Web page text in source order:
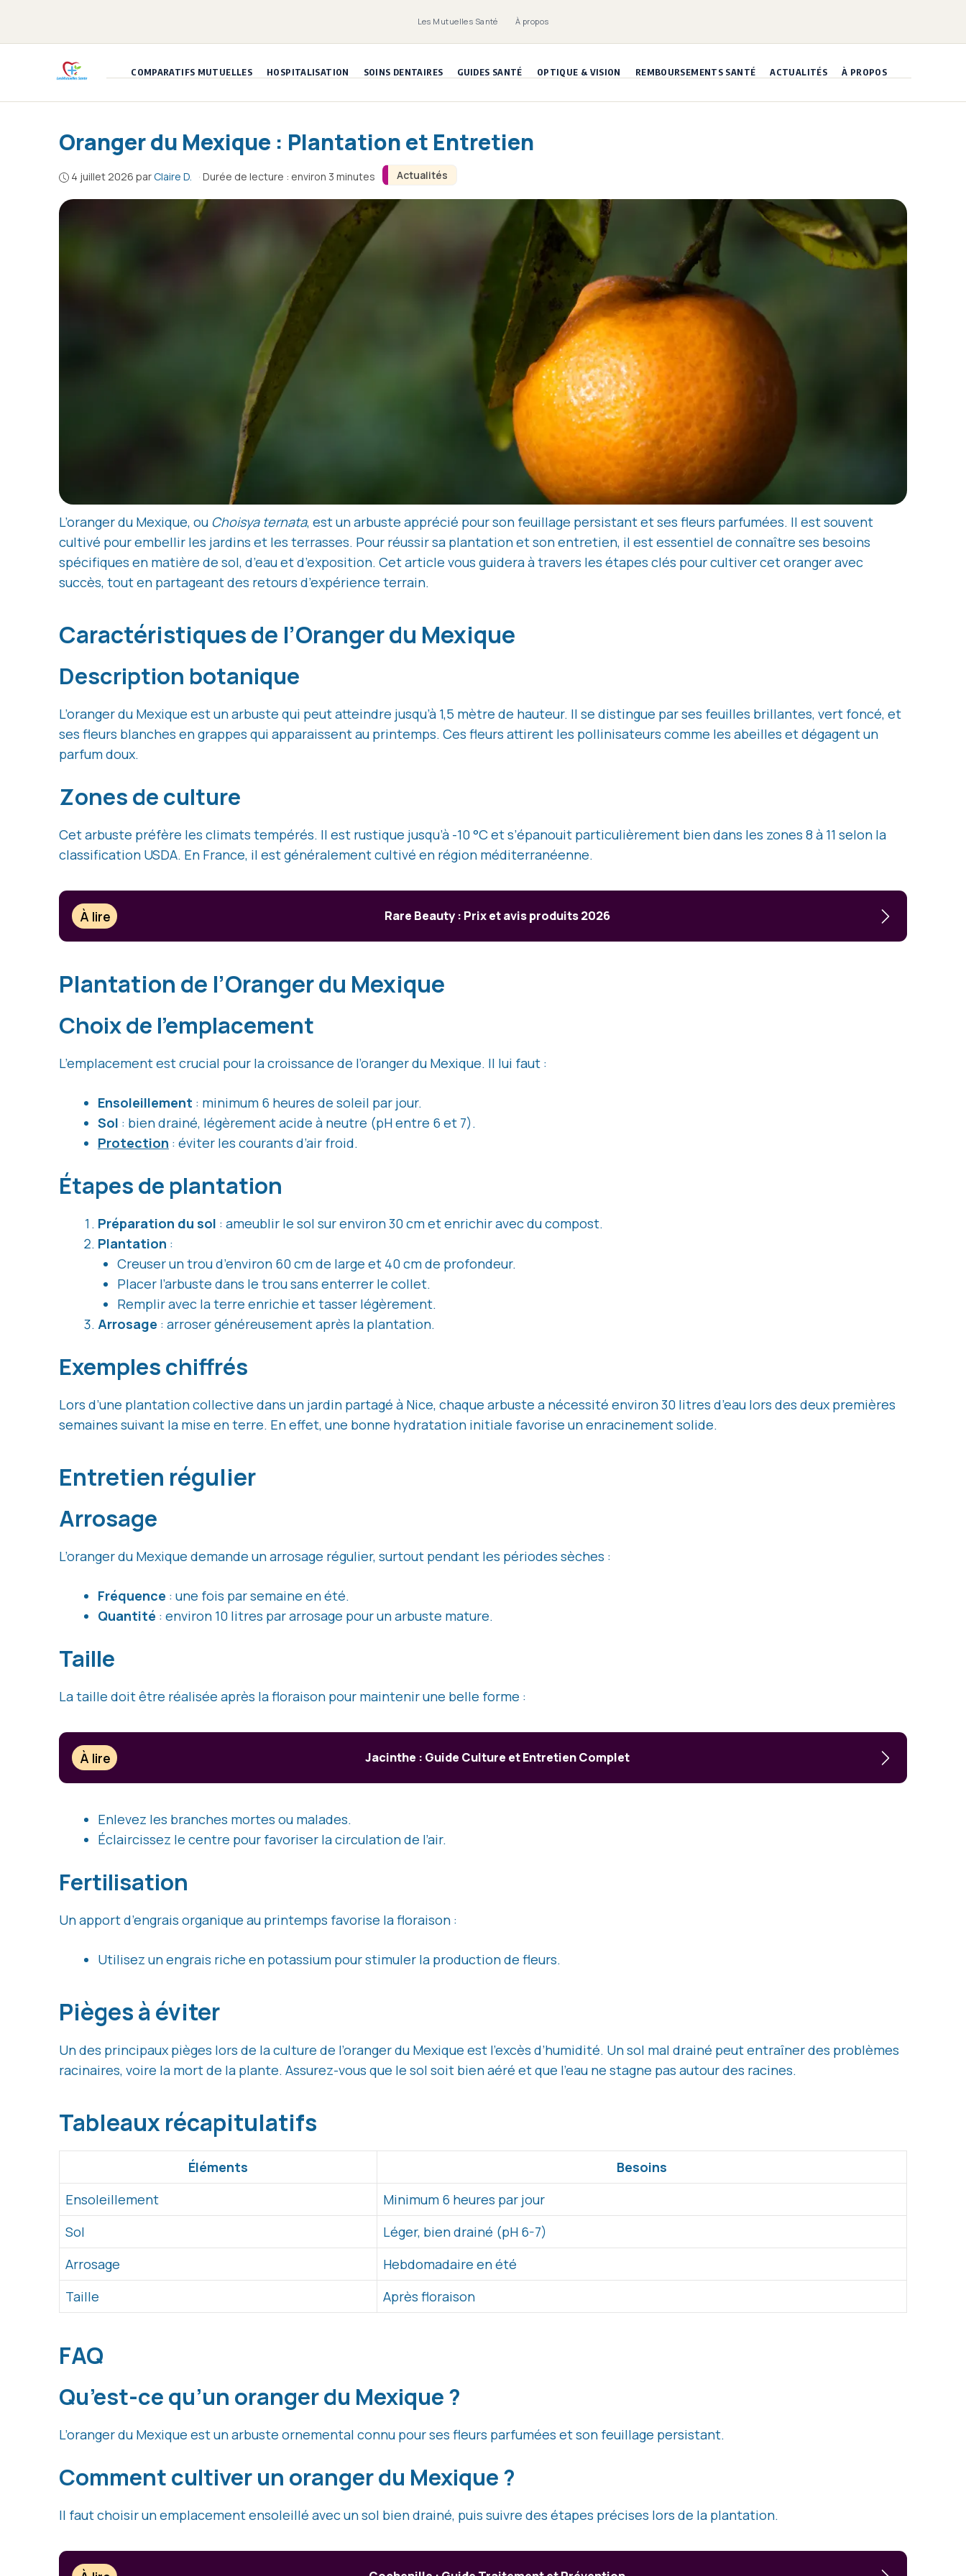
contenu
Les Mutuelles Santé À propos
COMPARATIFS MUTUELLES HOSPITALISATION SOINS DENTAIRES GUIDES SANTÉ OPTIQUE & VISION REMBOURSEMENTS SANTÉ ACTUALITÉS À PROPOS
Actualités
Oranger du Mexique : Plantation et Entretien
4 juillet 2026 par Claire D. · Durée de lecture : environ 3 minutes
L’oranger du Mexique, ou Choisya ternata, est un arbuste apprécié pour son feuillage persistant et ses fleurs parfumées. Il est souvent
cultivé pour embellir les jardins et les terrasses. Pour réussir sa plantation et son entretien, il est essentiel de connaître ses besoins
spécifiques en matière de sol, d’eau et d’exposition. Cet article vous guidera à travers les étapes clés pour cultiver cet oranger avec
succès, tout en partageant des retours d’expérience terrain.
Caractéristiques de l’Oranger du Mexique
Description botanique
L’oranger du Mexique est un arbuste qui peut atteindre jusqu’à 1,5 mètre de hauteur. Il se distingue par ses feuilles brillantes, vert foncé, et
ses fleurs blanches en grappes qui apparaissent au printemps. Ces fleurs attirent les pollinisateurs comme les abeilles et dégagent un
parfum doux.
Zones de culture
Cet arbuste préfère les climats tempérés. Il est rustique jusqu’à -10 °C et s’épanouit particulièrement bien dans les zones 8 à 11 selon la
classification USDA. En France, il est généralement cultivé en région méditerranéenne.
À lire Rare Beauty : Prix et avis produits 2026
Plantation de l’Oranger du Mexique
Choix de l’emplacement
L’emplacement est crucial pour la croissance de l’oranger du Mexique. Il lui faut :
Ensoleillement : minimum 6 heures de soleil par jour.
Sol : bien drainé, légèrement acide à neutre (pH entre 6 et 7).
Protection : éviter les courants d’air froid.
Étapes de plantation
Préparation du sol : ameublir le sol sur environ 30 cm et enrichir avec du compost.
Plantation :
Creuser un trou d’environ 60 cm de large et 40 cm de profondeur.
Placer l’arbuste dans le trou sans enterrer le collet.
Remplir avec la terre enrichie et tasser légèrement.
Arrosage : arroser généreusement après la plantation.
Exemples chiffrés
Lors d’une plantation collective dans un jardin partagé à Nice, chaque arbuste a nécessité environ 30 litres d’eau lors des deux premières
semaines suivant la mise en terre. En effet, une bonne hydratation initiale favorise un enracinement solide.
Entretien régulier
Arrosage
L’oranger du Mexique demande un arrosage régulier, surtout pendant les périodes sèches :
Fréquence : une fois par semaine en été.
Quantité : environ 10 litres par arrosage pour un arbuste mature.
Taille
La taille doit être réalisée après la floraison pour maintenir une belle forme :
À lire Jacinthe : Guide Culture et Entretien Complet
Enlevez les branches mortes ou malades.
Éclaircissez le centre pour favoriser la circulation de l’air.
Fertilisation
Un apport d’engrais organique au printemps favorise la floraison :
Utilisez un engrais riche en potassium pour stimuler la production de fleurs.
Pièges à éviter
Un des principaux pièges lors de la culture de l’oranger du Mexique est l’excès d’humidité. Un sol mal drainé peut entraîner des problèmes
racinaires, voire la mort de la plante. Assurez-vous que le sol soit bien aéré et que l’eau ne stagne pas autour des racines.
Tableaux récapitulatifs
Éléments
Besoins
Ensoleillement
Minimum 6 heures par jour
Sol
Léger, bien drainé (pH 6-7)
Arrosage
Hebdomadaire en été
Taille
Après floraison
FAQ
Qu’est-ce qu’un oranger du Mexique ?
L’oranger du Mexique est un arbuste ornemental connu pour ses fleurs parfumées et son feuillage persistant.
Comment cultiver un oranger du Mexique ?
Il faut choisir un emplacement ensoleillé avec un sol bien drainé, puis suivre des étapes précises lors de la plantation.